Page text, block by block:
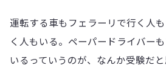
運転する車もフェラーリで行く人
く人もいる。ペーパードライバー
いるっていうのが、なんか受験だ